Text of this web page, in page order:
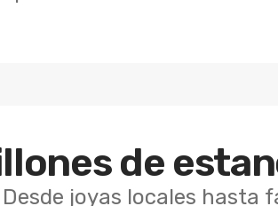
de
Desde joyas locales hasta